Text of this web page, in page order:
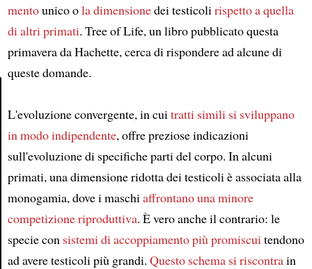
Article
mentounico ola dimensionedei testicoli rispetto a quella
di altri primati. Tree of Life, un libro pubblicato questa
primavera da Hachette, cerca di rispondere ad alcune di
queste domande.
L'evoluzione convergente, in cui tratti simili si sviluppano
in modo indipendente, offre preziose indicazioni
sull'evoluzione di specifiche parti del corpo. In alcuni
primati, una dimensione ridotta dei testicoli è associata alla
monogamia, dove i maschi affrontano una minore
competizione riproduttiva. È vero anche il contrario: le
specie con sistemi di accoppiamento più promiscui tendono
ad avere testicoli più grandi. Questo schema si riscontrain